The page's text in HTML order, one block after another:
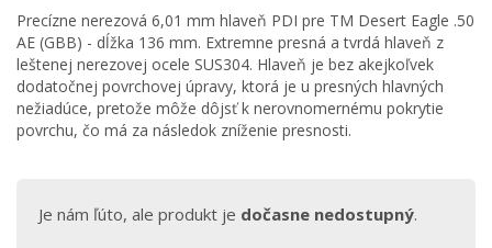
Precízne nerezová 6,01 mm hlaveň PDI pre TM Desert Eagle .50
AE (GBB) - dĺžka 136 mm. Extremne presná a tvrdá hlaveň z
leštenej nerezovej ocele SUS304. Hlaveň je bez akejkoľvek
dodatočnej povrchovej úpravy, ktorá je u presných hlavných
nežiadúce, pretože môže dôjsť k nerovnomernému pokrytie
povrchu, čo má za následok zníženie presnosti.
Je nám ľúto, ale produkt je dočasne nedostupný.